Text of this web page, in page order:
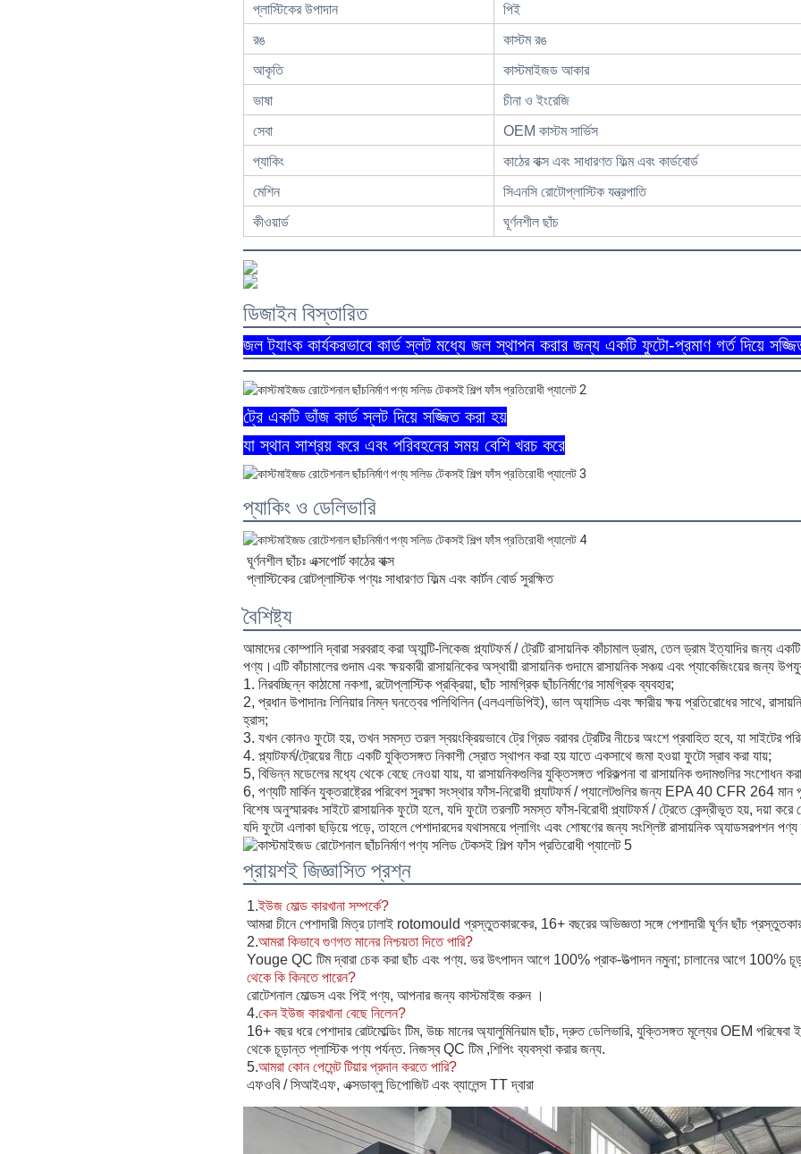
প্লাস্টিকের উপাদান
পিই
রঙ
কাস্টম রঙ
আকৃতি
কাস্টমাইজড আকার
ভাষা
চীনা ও ইংরেজি
সেবা
OEM কাস্টম সার্ভিস
প্যাকিং
কাঠের বাক্স এবং সাধারণত ফিল্ম এবং কার্ডবোর্ড
মেশিন
সিএনসি রোটোপ্লাস্টিক যন্ত্রপাতি
কীওয়ার্ড
ঘূর্ণনশীল ছাঁচ
ডিজাইন বিস্তারিত
জল ট্যাংক কার্যকরভাবে কার্ড স্লট মধ্যে জল স্থাপন করার জন্য একটি ফুটো-প্রমাণ গর্ত দিয়ে
ট্রে একটি ভাঁজ কার্ড স্লট দিয়ে সজ্জিত করা হয়
যা স্থান সাশ্রয় করে এবং পরিবহনের সময় বেশি খরচ করে
প্যাকিং ও ডেলিভারি
ঘূর্ণনশীল ছাঁচঃ এক্সপোর্ট কাঠের বাক্স
প্লাস্টিকের রোটপ্লাস্টিক পণ্যঃ সাধারণত ফিল্ম এবং কার্টন বোর্ড সুরক্ষিত
বৈশিষ্ট্য
আমাদের কোম্পানি দ্বারা সরবরাহ করা অ্যান্টি-লিকেজ প্ল্যাটফর্ম / ট্রেটি রাসায়নিক কাঁচামাল ড্রাম, তেল ড্রাম ইত্যাদির জন্য
পণ্য।এটি কাঁচামালের গুদাম এবং ক্ষয়কারী রাসায়নিকের অস্থায়ী রাসায়নিক গুদামে রাসায়নিক সঞ্চয় এবং প্যাকেজিংয়ের জন্য
1. নিরবচ্ছিন্ন কাঠামো নকশা, রটোপ্লাস্টিক প্রক্রিয়া, ছাঁচ সামগ্রিক ছাঁচনির্মাণের সামগ্রিক ব্যবহার;
2, প্রধান উপাদানঃ লিনিয়ার নিম্ন ঘনত্বের পলিথিলিন (এলএলডিপিই), ভাল অ্যাসিড এবং ক্ষারীয় ক্ষয় প্রতিরোধের সাথে,
হ্রাস;
3. যখন কোনও ফুটো হয়, তখন সমস্ত তরল স্বয়ংক্রিয়ভাবে ট্রে গ্রিড বরাবর ট্রেটির নীচের অংশে প্রবাহিত হবে, যা সাইটের
4. প্ল্যাটফর্ম/ট্রেয়ের নীচে একটি যুক্তিসঙ্গত নিকাশী স্রোত স্থাপন করা হয় যাতে একসাথে জমা হওয়া ফুটো স্রাব করা যায়;
5, বিভিন্ন মডেলের মধ্যে থেকে বেছে নেওয়া যায়, যা রাসায়নিকগুলির যুক্তিসঙ্গত পরিকল্পনা বা রাসায়নিক গুদামগুলির সংশোধন
6, পণ্যটি মার্কিন যুক্তরাষ্ট্রের পরিবেশ সুরক্ষা সংস্থার ফাঁস-নিরোধী প্ল্যাটফর্ম / প্যালেটগুলির জন্য EPA 40 CFR 264
বিশেষ অনুস্মারকঃ সাইটে রাসায়নিক ফুটো হলে, যদি ফুটো তরলটি সমস্ত ফাঁস-বিরোধী প্ল্যাটফর্ম / ট্রেতে কেন্দ্রীভূত হয়, দয়া করে
যদি ফুটো এলাকা ছড়িয়ে পড়ে, তাহলে পেশাদারদের যথাসময়ে প্লাগিং এবং শোষণের জন্য সংশ্লিষ্ট রাসায়নিক অ্যাডসরপশন পণ্য
প্রায়শই জিজ্ঞাসিত প্রশ্ন
1.ইউজ মোল্ড কারখানা সম্পর্কে?
আমরা চীনে পেশাদারী মিত্র ঢালাই rotomould প্রস্তুতকারকের, 16+ বছরের অভিজ্ঞতা সঙ্গে পেশাদারী ঘূর্ণন ছাঁচ
2.আমরা কিভাবে গুণগত মানের নিশ্চয়তা দিতে পারি?
Youge QC টিম দ্বারা চেক করা ছাঁচ এবং পণ্য. ভর উৎপাদন আগে 100% প্রাক-উত্পাদন নমুনা; চালানের আগে 100%
থেকে কি কিনতে পারেন?
রোটেশনাল মোল্ডস এবং পিই পণ্য, আপনার জন্য কাস্টমাইজ করুন ।
4.কেন ইউজ কারখানা বেছে নিলেন?
16+ বছর ধরে পেশাদার রোটমোল্ডিং টিম, উচ্চ মানের অ্যালুমিনিয়াম ছাঁচ, দ্রুত ডেলিভারি, যুক্তিসঙ্গত মূল্যের OEM পরিষেবা
থেকে চূড়ান্ত প্লাস্টিক পণ্য পর্যন্ত. নিজস্ব QC টিম ,শিপিং ব্যবস্থা করার জন্য.
5.আমরা কোন পেমেন্ট টিয়ার প্রদান করতে পারি?
এফওবি / সিআইএফ, এক্সডাব্লু ডিপোজিট এবং ব্যালেন্স TT দ্বারা